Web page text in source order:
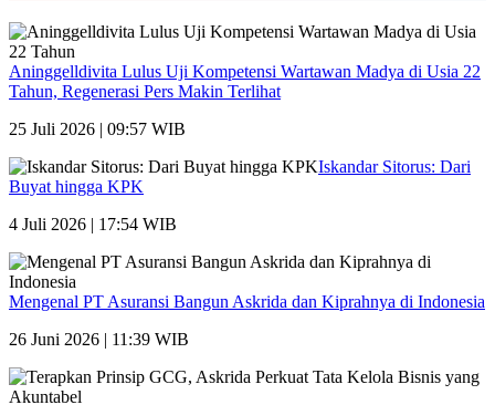
Aninggelldivita Lulus Uji Kompetensi Wartawan Madya di Usia 22
Tahun, Regenerasi Pers Makin Terlihat
25 Juli 2026 | 09:57 WIB
Iskandar Sitorus: Dari
Buyat hingga KPK
4 Juli 2026 | 17:54 WIB
Mengenal PT Asuransi Bangun Askrida dan Kiprahnya di Indonesia
26 Juni 2026 | 11:39 WIB